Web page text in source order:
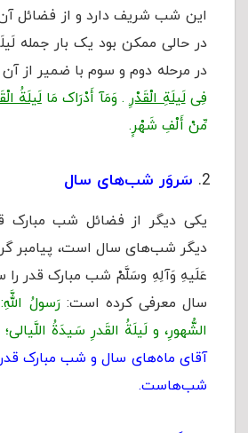
این شب شریف دارد و از فضائل
در حالی ممکن بود یک بار جمله
در مرحله دوم و سوم با ضمیر از
فِىلَیلَةِ الْقَدْرِ. وَمَآ أَدْرَاک مَالَیلَةُ
مِّنْ أَلْفِ شَهْرٍ.
سَروَر شب‌های سال
یکی دیگر از فضائل شب مبارک
دیگر شب‌های سال است، پیامبر
عَلَیهِ وَآلِهِ وسَلَّمْ شب مبارک قدر
سال معرفی کرده است: رَسولُ
الشُّهورِ، و لَیلَةُ القَدرِ سَیدَةُ اللَّیالى؛
آقای ماه‌‌های سال و شب مبارک
شب‌هاست.